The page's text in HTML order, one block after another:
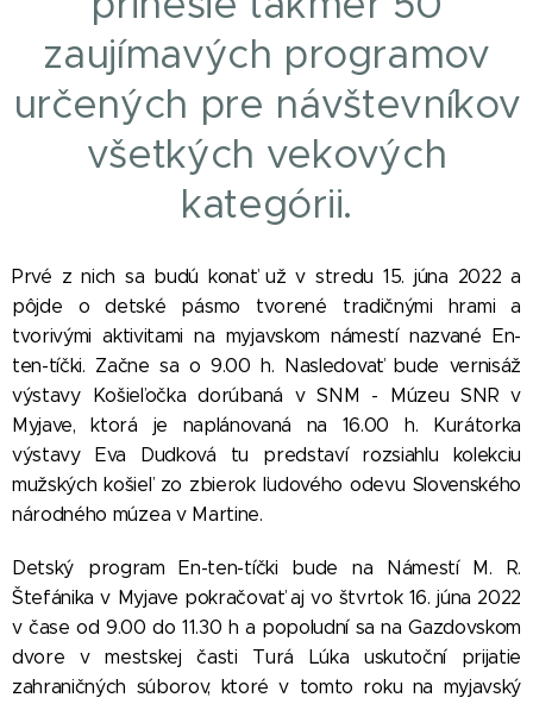
zaujímavých programov
určených pre návštevníkov
všetkých vekových
kategórii.
Prvé z nich sa budú konať už v stredu 15. júna 2022 a
pôjde o detské pásmo tvorené tradičnými hrami a
tvorivými aktivitami na myjavskom námestí nazvané En-
ten-tíčki. Začne sa o 9.00 h. Nasledovať bude vernisáž
výstavy Košieľočka dorúbaná v SNM - Múzeu SNR v
Myjave, ktorá je naplánovaná na 16.00 h. Kurátorka
výstavy Eva Dudková tu predstaví rozsiahlu kolekciu
mužských košieľ zo zbierok ľudového odevu Slovenského
národného múzea v Martine.
Detský program En-ten-tíčki bude na Námestí M. R.
Štefánika v Myjave pokračovať aj vo štvrtok 16. júna 2022
v čase od 9.00 do 11.30 h a popoludní sa na Gazdovskom
dvore v mestskej časti Turá Lúka uskutoční prijatie
zahraničných súborov, ktoré v tomto roku na myjavský